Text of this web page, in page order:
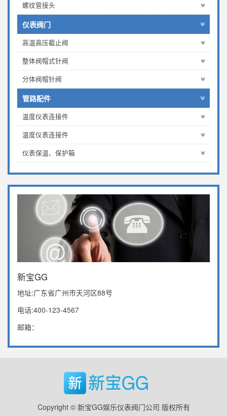
螺纹管接头
仪表阀门
高温高压截止阀
整体阀帽式针阀
分体阀帽针阀
管路配件
温度仪表连接件
温度仪表连接件
仪表保温、保护箱
新宝GG
地址:广东省广州市天河区88号
电话:400-123-4567
邮箱：
Copyright © 新宝GG娱乐仪表阀门公司 版权所有